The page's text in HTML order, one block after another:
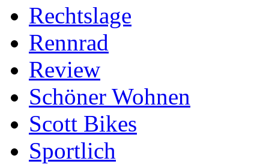
Rechtslage
Rennrad
Review
Schöner Wohnen
Scott Bikes
Sportlich